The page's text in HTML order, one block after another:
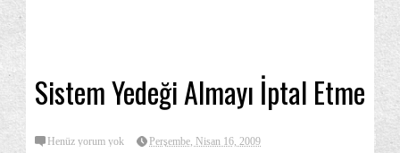
Sistem Yedeği Almayı İptal Etme
Henüz yorum yok Perşembe, Nisan 16, 2009